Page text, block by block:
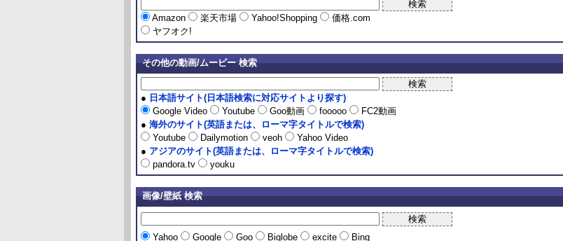
Amazon 楽天市場 Yahoo!Shopping
価格.com
ヤフオク!
その他の動画/ムービー 検索
● 日本語サイト(日本語検索に対応サイトより探す)
Google Video
Youtube Goo動画 fooooo
FC2動画
● 海外のサイト(英語または、ローマ字タイトルで検索)
Youtube
Dailymotion veoh
Yahoo Video
● アジアのサイト(英語または、ローマ字タイトルで検索)
pandora.tv
youku
画像/壁紙 検索
Yahoo Google Goo Biglobe excite Bing